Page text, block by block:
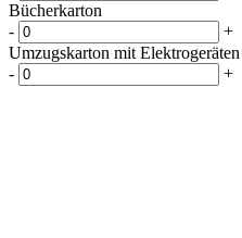
Bücherkarton
-
+
Umzugskarton mit Elektrogeräten
-
+